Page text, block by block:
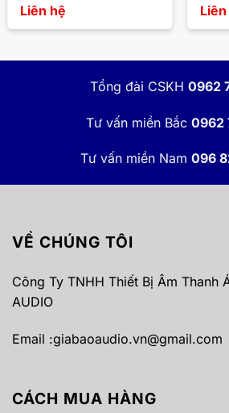
Liên hệ
Tổng đài CSKH 0962
Tư vấn miền Bắc 0962
Tư vấn miền Nam 096
VỀ CHÚNG TÔI
Công Ty TNHH Thiết Bị Âm Thanh
AUDIO
Email :giabaoaudio.vn@gmail.com
CÁCH MUA HÀNG